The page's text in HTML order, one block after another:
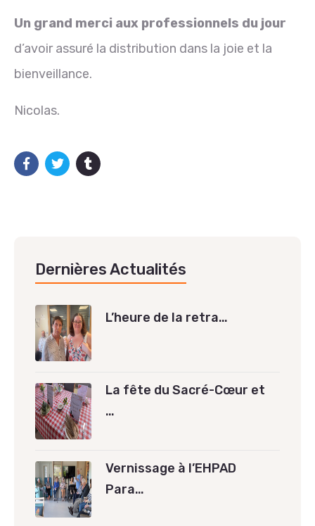
Un grand merci aux professionnels du jour
d’avoir assuré la distribution dans la joie et la
bienveillance.
Nicolas.
Dernières Actualités
L’heure de la retra…
La fête du Sacré-Cœur et
…
Vernissage à l’EHPAD
Para…